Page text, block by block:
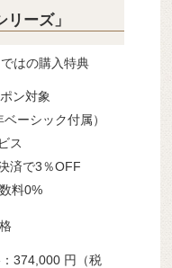
ーズ」
はの購入特典
ン対象
ーシック付属）
ス
済で3％OFF
料0%
374,000 円（税